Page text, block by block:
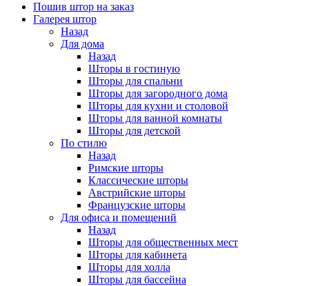
Пошив штор на заказ
Галерея штор
Назад
Для дома
Назад
Шторы в гостиную
Шторы для спальни
Шторы для загородного дома
Шторы для кухни и столовой
Шторы для ванной комнаты
Шторы для детской
По стилю
Назад
Римские шторы
Классические шторы
Австрийские шторы
Французские шторы
Для офиса и помещений
Назад
Шторы для общественных мест
Шторы для кабинета
Шторы для холла
Шторы для бассейна